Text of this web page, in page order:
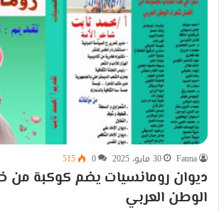
Fatma 30 مايو، 2025 0
515
ديوان رومانسيات يضم كوكبة من
الوطن العربي